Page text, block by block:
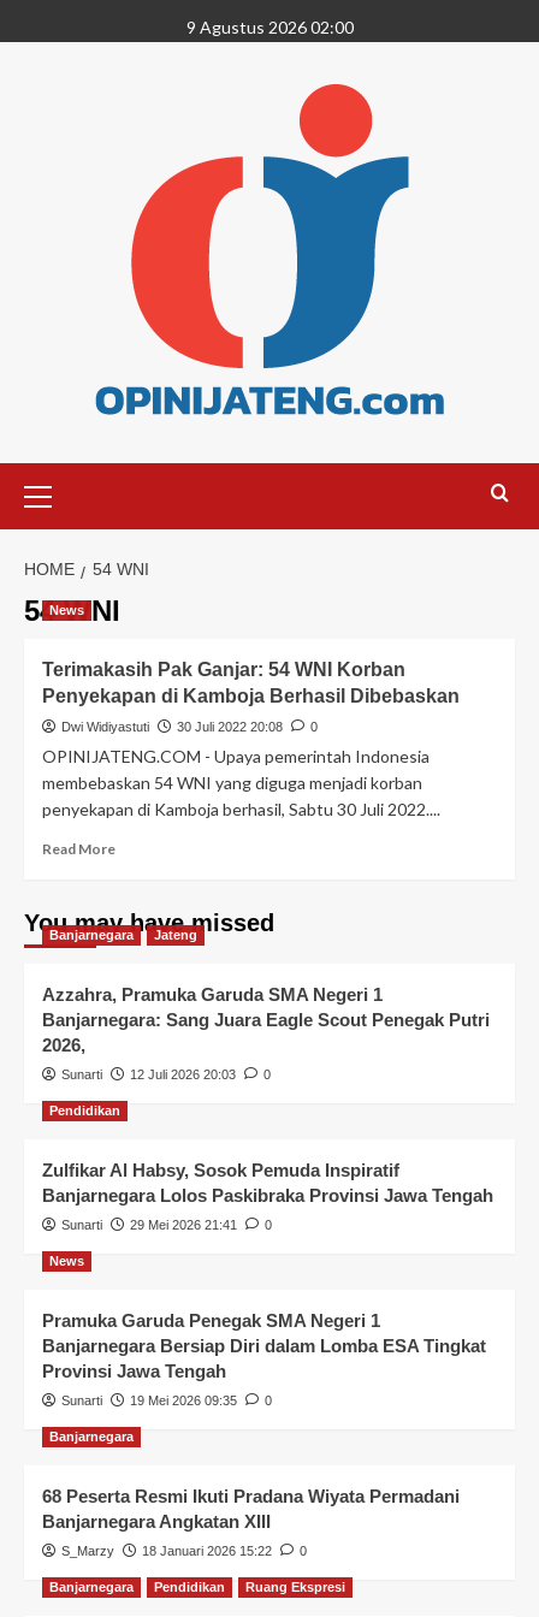
9 Agustus 2026 02:00
HOME 54 WNI
54 WNI
News
Terimakasih Pak Ganjar: 54 WNI Korban
Penyekapan di Kamboja Berhasil Dibebaskan
Dwi Widiyastuti 30 Juli 2022 20:08 0
OPINIJATENG.COM - Upaya pemerintah Indonesia
membebaskan 54 WNI yang diguga menjadi korban
penyekapan di Kamboja berhasil, Sabtu 30 Juli 2022....
Read More
You may have missed
Banjarnegara Jateng
Azzahra, Pramuka Garuda SMA Negeri 1
Banjarnegara: Sang Juara Eagle Scout Penegak Putri
2026,
Sunarti 12 Juli 2026 20:03 0
Pendidikan
Zulfikar Al Habsy, Sosok Pemuda Inspiratif
Banjarnegara Lolos Paskibraka Provinsi Jawa Tengah
Sunarti 29 Mei 2026 21:41 0
News
Pramuka Garuda Penegak SMA Negeri 1
Banjarnegara Bersiap Diri dalam Lomba ESA Tingkat
Provinsi Jawa Tengah
Sunarti 19 Mei 2026 09:35 0
Banjarnegara
68 Peserta Resmi Ikuti Pradana Wiyata Permadani
Banjarnegara Angkatan XIII
S_Marzy 18 Januari 2026 15:22 0
Banjarnegara Pendidikan Ruang Ekspresi